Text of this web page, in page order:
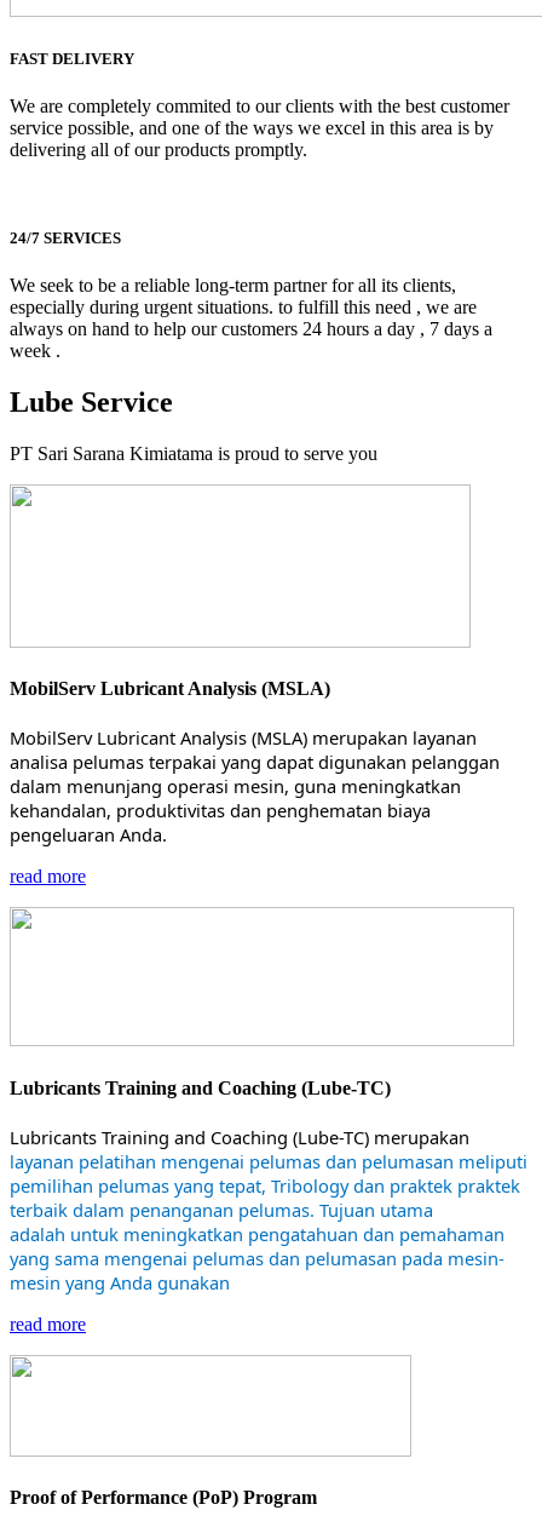
FAST DELIVERY
We are completely commited to our clients with the best customer
service possible, and one of the ways we excel in this area is by
delivering all of our products promptly.
24/7 SERVICES
We seek to be a reliable long-term partner for all its clients,
especially during urgent situations. to fulfill this need , we are
always on hand to help our customers 24 hours a day , 7 days a
week .
Lube Service
PT Sari Sarana Kimiatama is proud to serve you
MobilServ Lubricant Analysis (MSLA)
MobilServ Lubricant Analysis (MSLA) merupakan layanan
analisa pelumas terpakai yang dapat digunakan pelanggan
dalam menunjang operasi mesin, guna meningkatkan
kehandalan, produktivitas dan penghematan biaya
pengeluaran Anda.
read more
Lubricants Training and Coaching (Lube-TC)
Lubricants Training and Coaching (Lube-TC) merupakan
layanan pelatihan mengenai pelumas dan pelumasan meliputi
pemilihan pelumas yang tepat, Tribology dan praktek praktek
terbaik dalam penanganan pelumas. Tujuan utama
adalah untuk meningkatkan pengatahuan dan pemahaman
yang sama mengenai pelumas dan pelumasan pada mesin-
mesin yang Anda gunakan
read more
Proof of Performance (PoP) Program